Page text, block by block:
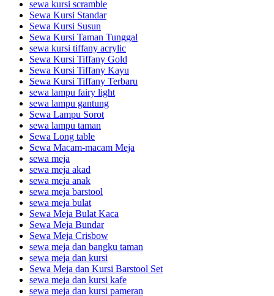
sewa kursi scramble
Sewa Kursi Standar
Sewa Kursi Susun
Sewa Kursi Taman Tunggal
sewa kursi tiffany acrylic
Sewa Kursi Tiffany Gold
Sewa Kursi Tiffany Kayu
Sewa Kursi Tiffany Terbaru
sewa lampu fairy light
sewa lampu gantung
Sewa Lampu Sorot
sewa lampu taman
Sewa Long table
Sewa Macam-macam Meja
sewa meja
sewa meja akad
sewa meja anak
sewa meja barstool
sewa meja bulat
Sewa Meja Bulat Kaca
Sewa Meja Bundar
Sewa Meja Crisbow
sewa meja dan bangku taman
sewa meja dan kursi
Sewa Meja dan Kursi Barstool Set
sewa meja dan kursi kafe
sewa meja dan kursi pameran